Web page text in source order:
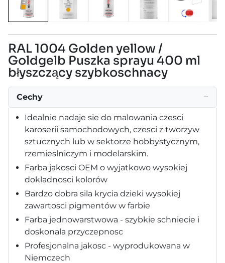
RAL 1004 Golden yellow /
Goldgelb Puszka sprayu 400 ml
błyszczący szybkoschnacy
Cechy −
Idealnie nadaje sie do malowania czesci
karoserii samochodowych, czesci z tworzyw
sztucznych lub w sektorze hobbystycznym,
rzemieslniczym i modelarskim.
Farba jakosci OEM o wyjatkowo wysokiej
dokladnosci kolorów
Bardzo dobra sila krycia dzieki wysokiej
zawartosci pigmentów w farbie
Farba jednowarstwowa - szybkie schniecie i
doskonala przyczepnosc
Profesjonalna jakosc - wyprodukowana w
Niemczech